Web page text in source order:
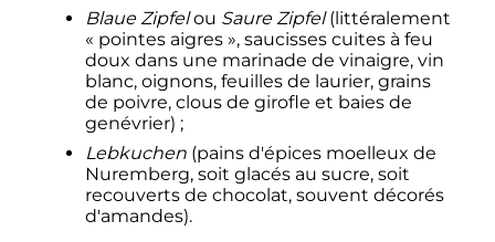
Blaue Zipfelou Saure Zipfel(littéralement
« pointes aigres », saucisses cuites à feu
doux dans une marinade de vinaigre, vin
blanc, oignons, feuilles de laurier, grains
de poivre, clous de girofle et baies de
genévrier) ;
Lebkuchen(pains d'épices moelleux de
Nuremberg, soit glacés au sucre, soit
recouverts de chocolat, souvent décorés
d'amandes).